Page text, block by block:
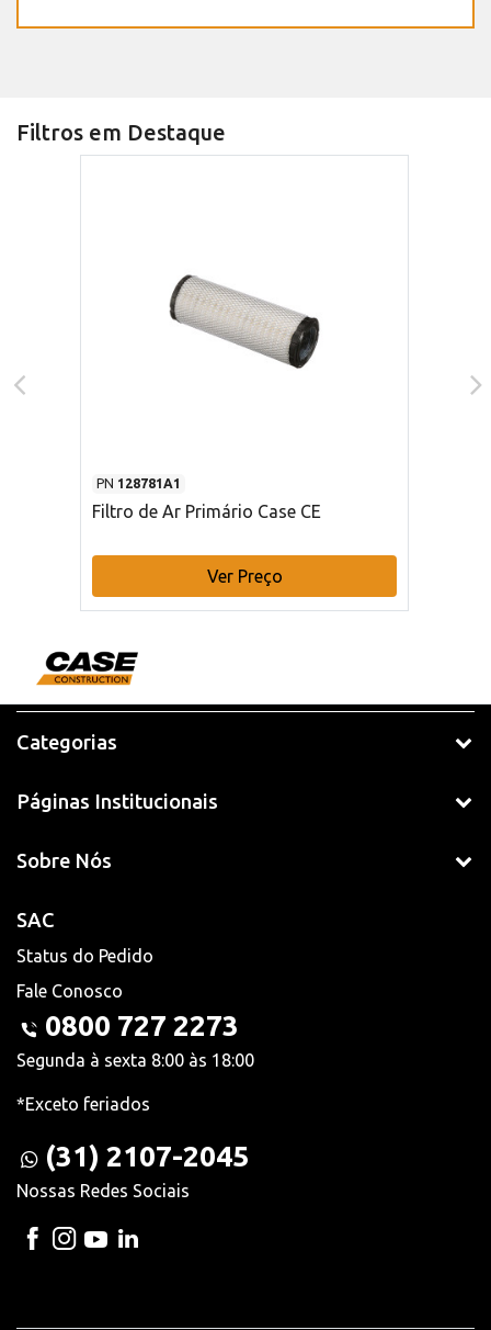
Filtros em Destaque
PN 128781A1
Filtro de Ar Primário Case CE
Ver Preço
Categorias
Páginas Institucionais
Sobre Nós
SAC
Status do Pedido
Fale Conosco
0800 727 2273
Segunda à sexta 8:00 às 18:00
*Exceto feriados
(31) 2107-2045
Nossas Redes Sociais